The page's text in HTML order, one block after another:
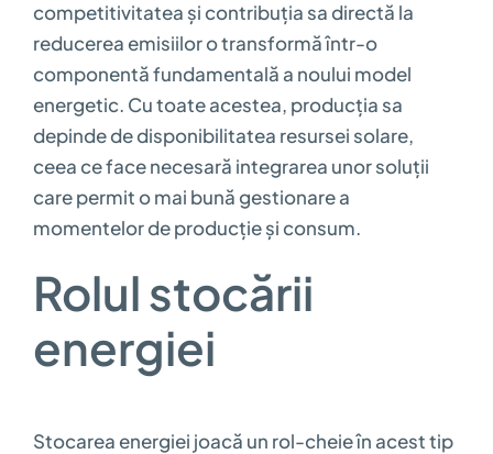
competitivitatea și contribuția sa directă la
reducerea emisiilor o transformă într-o
componentă fundamentală a noului model
energetic. Cu toate acestea, producția sa
depinde de disponibilitatea resursei solare,
ceea ce face necesară integrarea unor soluții
care permit o mai bună gestionare a
momentelor de producție și consum.
Rolul stocării
energiei
Stocarea energiei joacă un rol-cheie în acest tip